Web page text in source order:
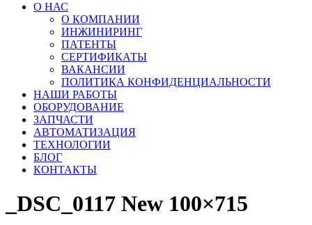
О НАС
О КОМПАНИИ
ИНЖИНИРИНГ
ПАТЕНТЫ
СЕРТИФИКАТЫ
ВАКАНСИИ
ПОЛИТИКА КОНФИДЕНЦИАЛЬНОСТИ
НАШИ РАБОТЫ
ОБОРУДОВАНИЕ
ЗАПЧАСТИ
АВТОМАТИЗАЦИЯ
ТЕХНОЛОГИИ
БЛОГ
КОНТАКТЫ
_DSC_0117 New 100×715